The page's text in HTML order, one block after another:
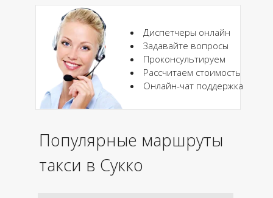
Диспетчеры онлайн
Задавайте вопросы
Проконсультируем
Рассчитаем стоимость
Онлайн-чат поддержка
Популярные маршруты
такси в Сукко